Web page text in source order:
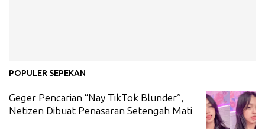
POPULER SEPEKAN
Geger Pencarian “Nay TikTok Blunder”,
Netizen Dibuat Penasaran Setengah Mati